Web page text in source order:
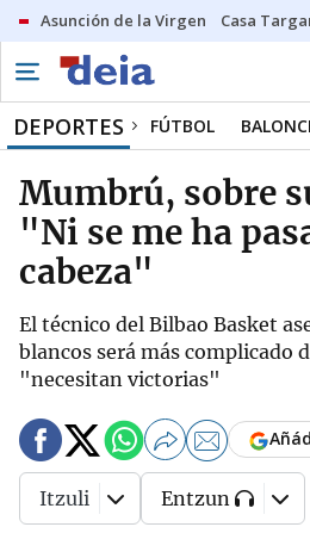
Asunción de la Virgen Casa
DEPORTES FÚTBOL
Mumbrú, sobre
"Ni se me ha
cabeza"
El técnico del Bilbao Basket
blancos será más complicado
"necesitan victorias"
Itzuli Entzun